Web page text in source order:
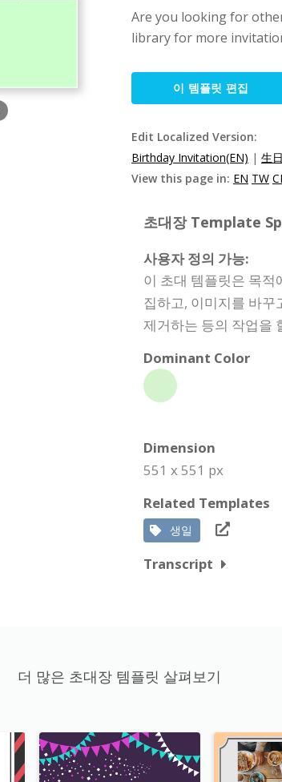
Are you looking for
library for more
이 템플릿 편집
Edit Localized Version:
Birthday Invitation(EN) | 生
View this page in: EN TW
초대장 Template
사용자 정의 가능:
이 초대 템플릿은 목적
집하고, 이미지를 바
제거하는 등의 작업을
Dominant Color
Dimension
551 x 551 px
Related Templates
생일
Transcript
더 많은 초대장 템플릿 살펴보기